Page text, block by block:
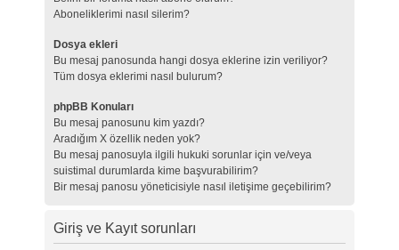
Aboneliklerimi nasıl silerim?
Dosya ekleri
Bu mesaj panosunda hangi dosya eklerine izin veriliyor?
Tüm dosya eklerimi nasıl bulurum?
phpBB Konuları
Bu mesaj panosunu kim yazdı?
Aradığım X özellik neden yok?
Bu mesaj panosuyla ilgili hukuki sorunlar için ve/veya
suistimal durumlarda kime başvurabilirim?
Bir mesaj panosu yöneticisiyle nasıl iletişime geçebilirim?
Giriş ve Kayıt sorunları